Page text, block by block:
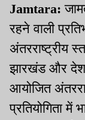
Jamtara:
रहने वाली
अंतरराष्ट्रीय
झारखंड और देश
आयोजित
प्रतियोगिता में